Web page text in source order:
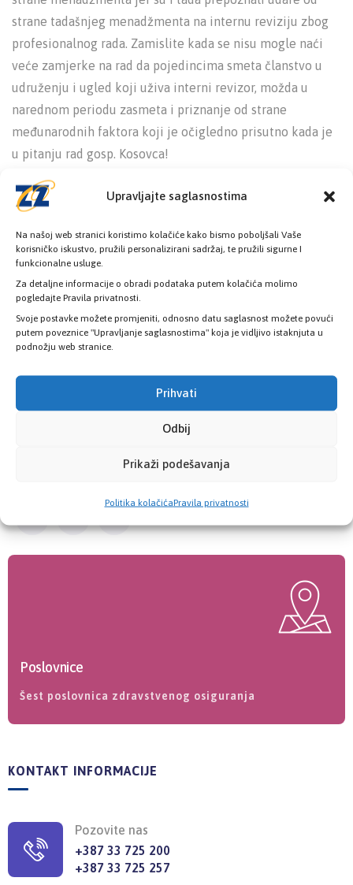
Upravljajte saglasnostima
Na našoj web stranici koristimo kolačiće kako bismo poboljšali Vaše
korisničko iskustvo, pružili personalizirani sadržaj, te pružili sigurne I
funkcionalne usluge.
Za detaljne informacije o obradi podataka putem kolačića molimo
pogledajte Pravila privatnosti.
Svoje postavke možete promjeniti, odnosno datu saglasnost možete povući
putem poveznice "Upravljanje saglasnostima" koja je vidljivo istaknjuta u
podnožju web stranice.
Prihvati
Odbij
Prikaži podešavanja
Politika kolačićaPravila privatnosti
strane tadašnjeg menadžmenta na internu reviziju zbog
profesionalnog rada. Zamislite kada se nisu mogle naći
veće zamjerke na rad da pojedincima smeta članstvo u
udruženju i ugled koji uživa interni revizor, možda u
narednom periodu zasmeta i priznanje od strane
međunarodnih faktora koji je očigledno prisutno kada je
u pitanju rad gosp. Kosovca!
Također je i inspekcija u više navrata potvrdila da je
zakonita.Kako je tada smetao pojedincima kojima nije
dozvoljavao da sa novcem građana raspolažu u
vlastitom interesu tako smeta i sada.
Zavod sa odgovornim menadžmentom će i dalje raditi
profesionalno i korektno u interesu osiguranika i Zavoda
ugled Zavoda, radnika i menadžmenta.
Poslovnice
Šest poslovnica zdravstvenog osiguranja
KONTAKT INFORMACIJE
Pozovite nas
+387 33 725 200
+387 33 725 257